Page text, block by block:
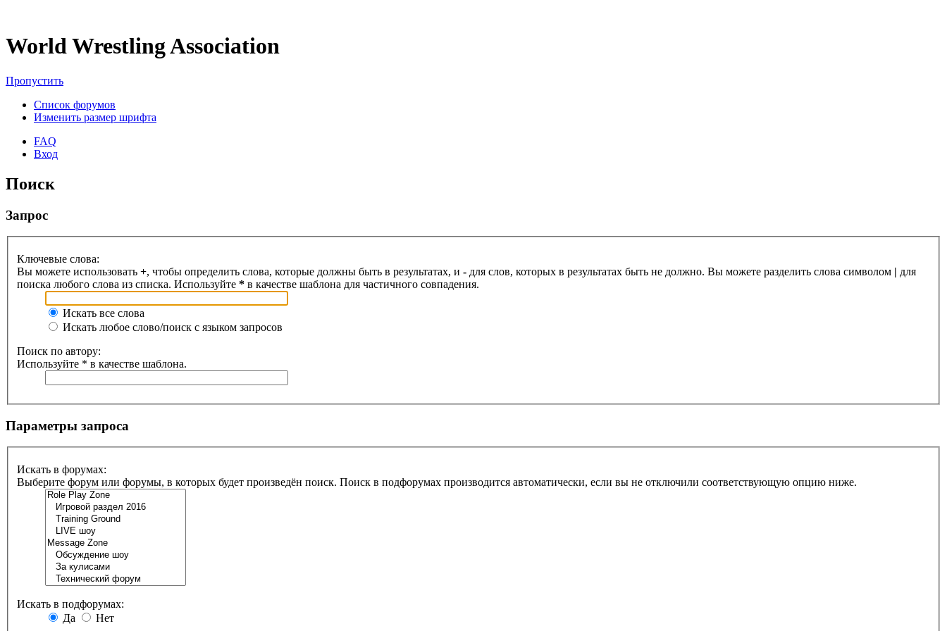
World Wrestling Association
Пропустить
Список форумов
Изменить размер шрифта
FAQ
Вход
Поиск
Запрос
Ключевые слова:
Вы можете использовать +, чтобы определить слова, которые должны быть в результатах, и - для слов, которых в результатах быть не должно. Вы можете разделить слова символом | для
поиска любого слова из списка. Используйте * в качестве шаблона для частичного совпадения.
Искать все слова
Искать любое слово/поиск с языком запросов
Поиск по автору:
Используйте * в качестве шаблона.
Параметры запроса
Искать в форумах:
Выберите форум или форумы, в которых будет произведён поиск. Поиск в подфорумах производится автоматически, если вы не отключили соответствующую опцию ниже.
Искать в подфорумах:
Да
Нет